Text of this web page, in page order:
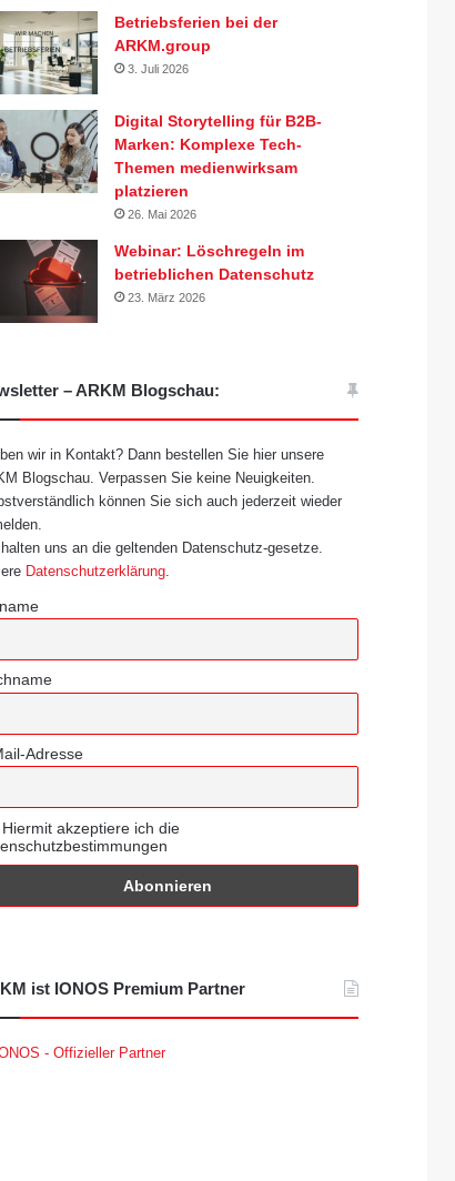
Betriebsferien bei der
ARKM.group
3. Juli 2026
Digital Storytelling für B2B-
Marken: Komplexe Tech-
Themen medienwirksam
platzieren
26. Mai 2026
Webinar: Löschregeln im
betrieblichen Datenschutz
23. März 2026
– ARKM Blogschau:
wir in Kontakt? Dann bestellen Sie hier unsere
Blogschau. Verpassen Sie keine Neuigkeiten.
können Sie sich auch jederzeit wieder
uns an die geltenden Datenschutz-gesetze.
Datenschutzerklärung
Adresse
Hiermit akzeptiere ich die
ist IONOS Premium Partner